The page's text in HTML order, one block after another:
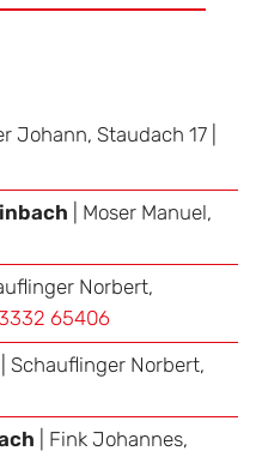
Johann, Staudach 17 |
| Moser Manuel,
Norbert,
65406
| Schauflinger Norbert,
| Fink Johannes,